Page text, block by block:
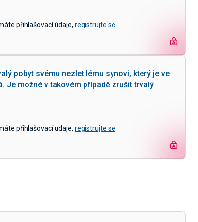
přihlašovací údaje, registrujte se
pobyt svému nezletilému synovi, který je ve
Je možné v takovém případě zrušit trvalý
přihlašovací údaje, registrujte se